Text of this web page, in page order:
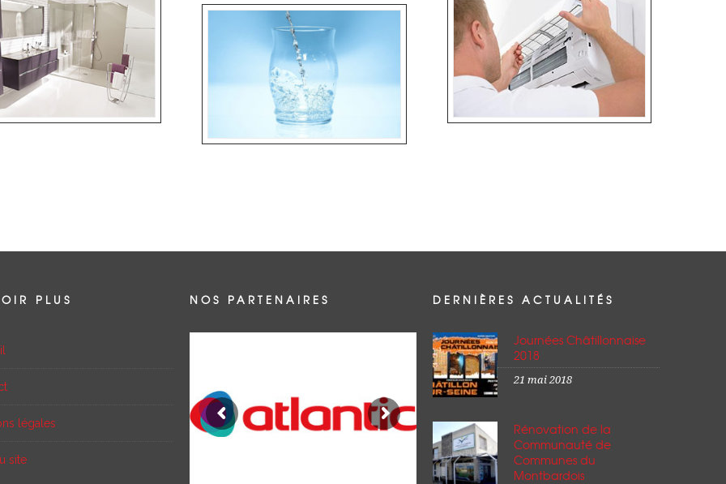
PLUS
légales
site
NOS PARTENAIRES DERNIÈRES ACTUALITÉS
Journées Châtillonnaise
2018
21 mai 2018
Rénovation de la
Communauté de
Communes du
Montbardois